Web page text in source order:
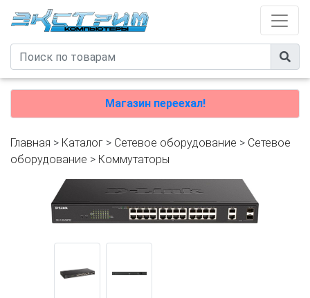
Магазин переехал!
Главная > Каталог > Сетевое оборудование > Cетевое
оборудование > Коммутаторы